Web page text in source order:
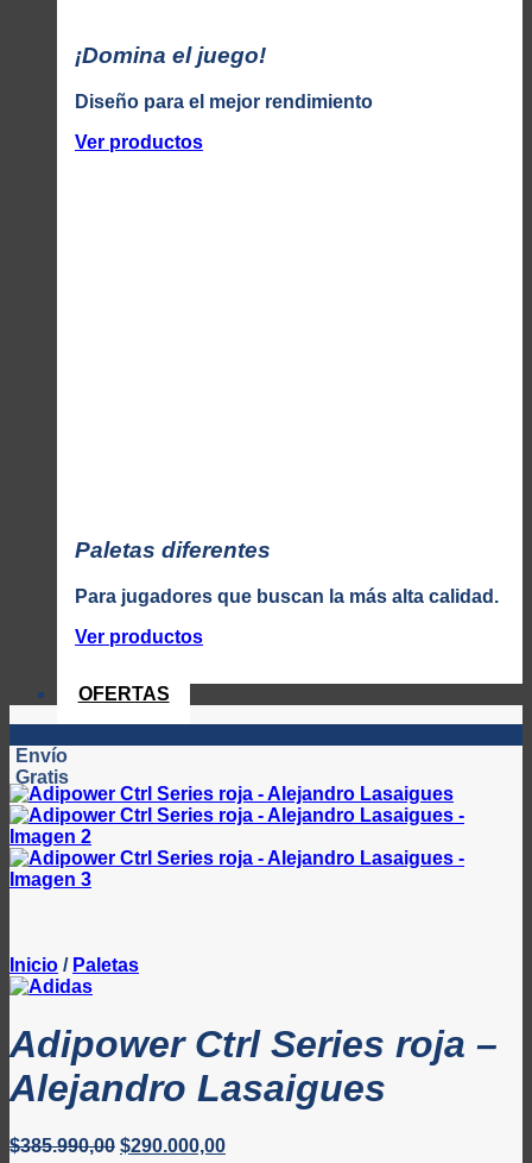
¡Domina el juego!
Diseño para el mejor rendimiento
Ver productos
Paletas diferentes
Para jugadores que buscan la más alta calidad.
Ver productos
OFERTAS
Envío
Gratis
Inicio / Paletas
Adipower Ctrl Series roja –
Alejandro Lasaigues
$385.990,00 El
$290.000,00El